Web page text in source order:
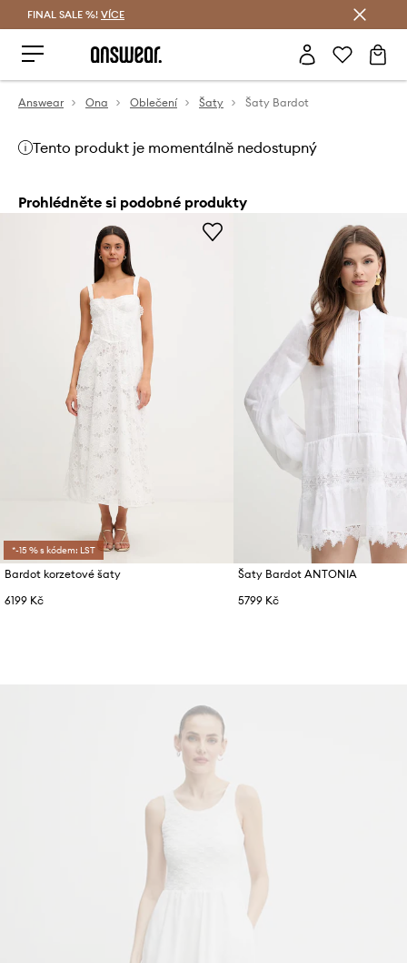
FINAL SALE %! VÍCE
Answear Ona Oblečení Šaty Šaty Bardot
Tento produkt je momentálně nedostupný
Prohlédněte si podobné produkty
*-15 % s kódem: LST
Bardot korzetové šaty
6199 Kč
Šaty Bardot ANTONIA
5799 Kč